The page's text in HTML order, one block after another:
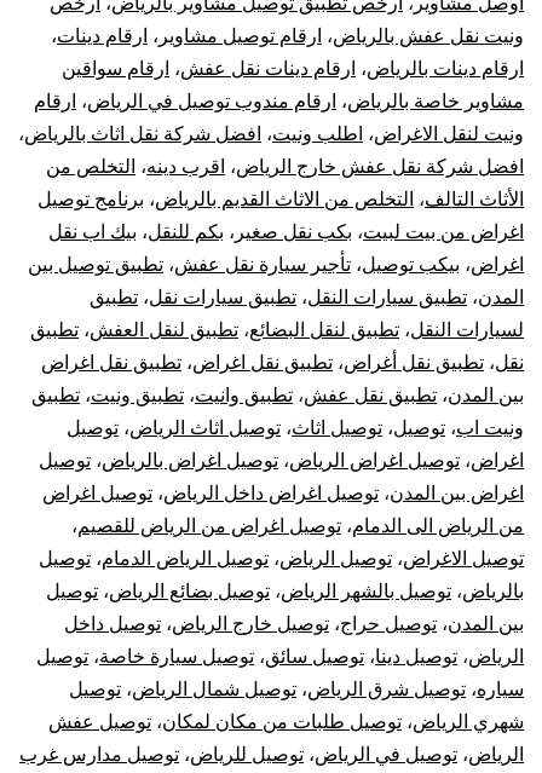
البضائع
الأغراض
داخل
و
خارج
الرياض
ونيت نقل عفش بالرياض، ارقام توصيل مشاوير ، ارقام دينات،
ارقام دينات بالرياض، ارقام دينات نقل عفش، ارقام سواقين
مشاوير خاصة بالرياض، ارقام مندوب توصيل في الرياض، ارقام
ونيت لنقل الاغراض، اطلب ونيت، افضل شركة نقل اثاث بالرياض،
افضل شركة نقل عفش خارج الرياض، اقرب دينه، التخلص من
الأثاث التالف، التخلص من الاثاث القديم بالرياض، برنامج توصيل
اغراض من بيت لبيت، بكب نقل صغير ، بكم للنقل، بيك اب نقل
اغراض، بيكب توصيل، تأجير سيارة نقل عفش، تطبيق توصيل بين
المدن، تطبيق سيارات النقل، تطبيق سيارات نقل، تطبيق
لسيارات النقل، تطبيق لنقل البضائع، تطبيق لنقل العفش، تطبيق
نقل، تطبيق نقل أغراض، تطبيق نقل اغراض، تطبيق نقل اغراض
بين المدن، تطبيق نقل عفش، تطبيق وانيت، تطبيق ونيت، تطبيق
ونيت اب، توصيل، توصيل اثاث، توصيل اثاث الرياض، توصيل
اغراض، توصيل اغراض الرياض، توصيل اغراض بالرياض، توصيل
اغراض بين المدن، توصيل اغراض داخل الرياض، توصيل اغراض
من الرياض الى الدمام، توصيل اغراض من الرياض للقصيم،
توصيل الاغراض، توصيل الرياض، توصيل الرياض الدمام، توصيل
بالرياض، توصيل بالشهر الرياض، توصيل بضائع الرياض، توصيل
بين المدن، توصيل حراج، توصيل خارج الرياض، توصيل داخل
الرياض، توصيل دينا، توصيل سائق، توصيل سيارة خاصة، توصيل
سياره، توصيل شرق الرياض، توصيل شمال الرياض، توصيل
شهري الرياض، توصيل طلبات من مكان لمكان، توصيل عفش
الرياض، توصيل في الرياض، توصيل للرياض، توصيل مدارس غرب